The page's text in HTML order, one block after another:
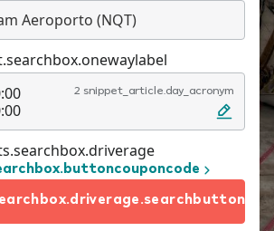
2 snippet_article.day_acronym